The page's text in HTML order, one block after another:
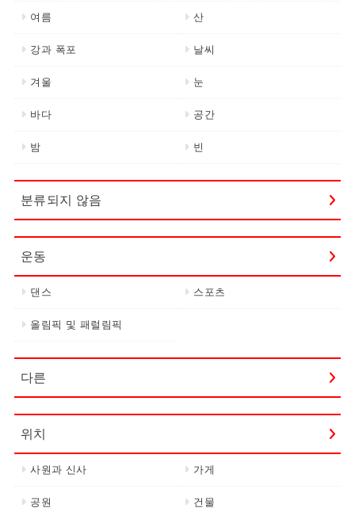
여름 산
강과 폭포 날씨
겨울 눈
바다 공간
밤 빈
분류되지 않음
운동
댄스 스포츠
올림픽 및 패럴림픽
다른
위치
사원과 신사 가게
공원 건물